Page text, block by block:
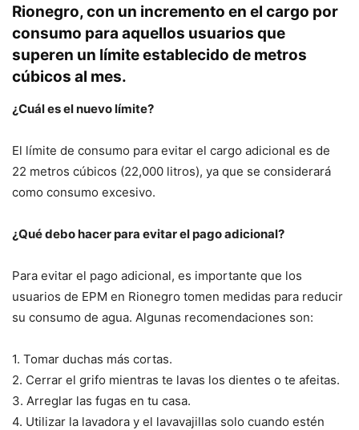
Rionegro, con un incremento en el cargo por
consumo para aquellos usuarios que
superen un límite establecido de metros
cúbicos al mes.
¿Cuál es el nuevo límite?
El límite de consumo para evitar el cargo adicional es de
22 metros cúbicos (22,000 litros), ya que se considerará
como consumo excesivo.
¿Qué debo hacer para evitar el pago adicional?
Para evitar el pago adicional, es importante que los
usuarios de EPM en Rionegro tomen medidas para reducir
su consumo de agua. Algunas recomendaciones son:
1. Tomar duchas más cortas.
2. Cerrar el grifo mientras te lavas los dientes o te afeitas.
3. Arreglar las fugas en tu casa.
4. Utilizar la lavadora y el lavavajillas solo cuando estén